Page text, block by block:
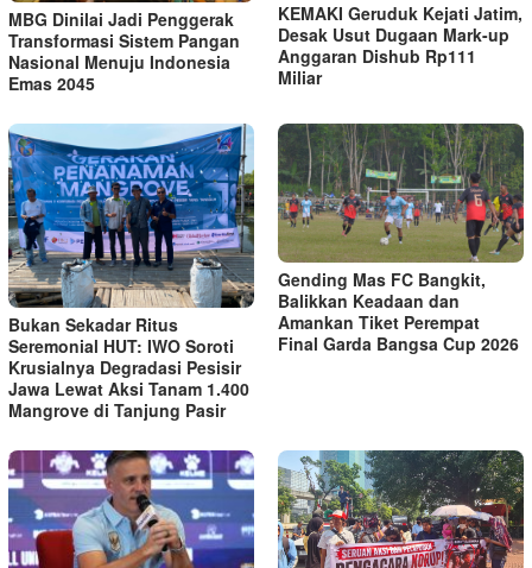
MBG Dinilai Jadi Penggerak
Transformasi Sistem Pangan
Nasional Menuju Indonesia
Emas 2045
KEMAKI Geruduk Kejati Jatim,
Desak Usut Dugaan Mark-up
Anggaran Dishub Rp111
Miliar
Bukan Sekadar Ritus
Seremonial HUT: IWO Soroti
Krusialnya Degradasi Pesisir
Jawa Lewat Aksi Tanam 1.400
Mangrove di Tanjung Pasir
Gending Mas FC Bangkit,
Balikkan Keadaan dan
Amankan Tiket Perempat
Final Garda Bangsa Cup 2026